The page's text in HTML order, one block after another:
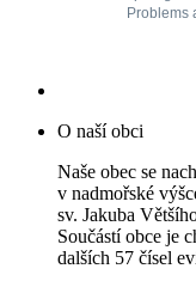
O naší obci
Naše obec se
v nadmořské
sv. Jakuba
Součástí obce je
dalších 57 čísel